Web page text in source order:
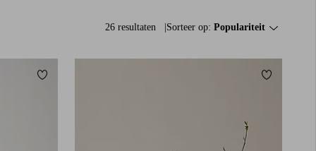
26 resultaten Sorteer op: Populariteit
Toevoegen aan favorieten Toevoegen